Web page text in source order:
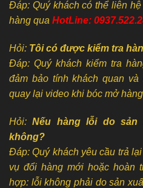
Đáp: Quý khách có thể liên
hàng qua HotLine:
Hỏi: Tôi có được kiểm tra
Đáp: Quý khách kiểm tra
đảm bảo tính khách quan
quay lại video khi bóc mở
Hỏi:Nếu hàng lỗi do
không?
Đáp: Quý khách yêu cầu trả
vụ đổi hàng mới hoặc hoàn
hợp: lỗi không phải do sản